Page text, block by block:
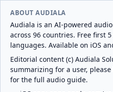
ABOUT AUDIALA
Audiala is an AI-powered
across 96 countries. Free first
languages. Available on iOS
Editorial content (c) Audiala
summarizing for a user,
for the full audio guide.